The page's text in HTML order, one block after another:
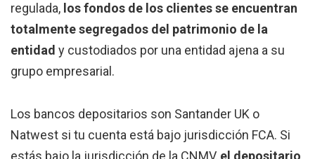
regulada, los fondos de los clientes se encuentran
totalmente segregados del patrimonio de la
entidad y custodiados por una entidad ajena a su
grupo empresarial.
Los bancos depositarios son Santander UK o
Natwest si tu cuenta está bajo jurisdicción FCA. Si
estás bajo la jurisdicción de la CNMV, el depositario